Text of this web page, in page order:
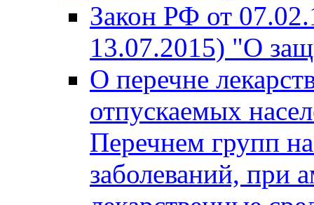
Закон РФ от
13.07.2015) "О
О перечне
отпускаемых
Перечнем групп
заболеваний, при